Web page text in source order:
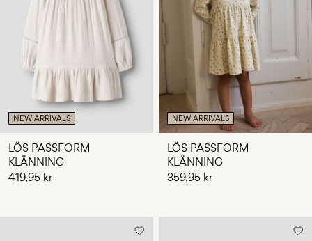
NEW ARRIVALS
LÖS PASSFORM
KLÄNNING
419,95 kr
NEW ARRIVALS
LÖS PASSFORM
KLÄNNING
359,95 kr